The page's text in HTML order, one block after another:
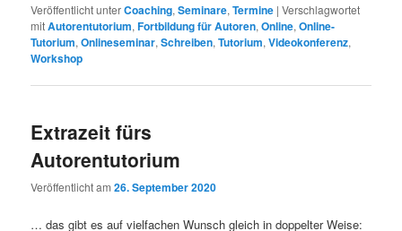
Veröffentlicht unterCoaching,Seminare,Termine |Verschlagwortet
mitAutorentutorium,Fortbildung für Autoren,Online,Online-
Tutorium,Onlineseminar,Schreiben,Tutorium,Videokonferenz,
Workshop
Extrazeit fürs
Autorentutorium
Veröffentlicht am26. September 2020
… das gibt es auf vielfachen Wunsch gleich in doppelter Weise: